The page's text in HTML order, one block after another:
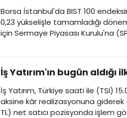
Borsa İstanbul'da BIST 100
0,23 yükselişle tamamladığı
için Sermaye Piyasası Kurulu'na
İş Yatırım'ın bugün
İş Yatırım, Türkiye saati ile (TSI)
aksine kâr realizasyonuna giderek
TL) net satıcı pozisyonda işlem